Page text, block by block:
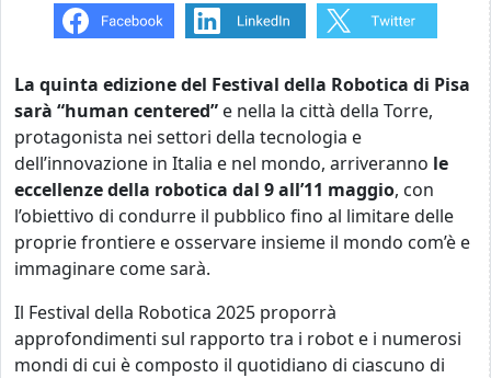
La quinta edizione del Festival della Robotica di Pisa
sarà “human centered” e nella la città della Torre,
protagonista nei settori della tecnologia e
dell’innovazione in Italia e nel mondo, arriveranno le
eccellenze della robotica dal 9 all’11 maggio, con
l’obiettivo di condurre il pubblico fino al limitare delle
proprie frontiere e osservare insieme il mondo com’è e
immaginare come sarà.
Il Festival della Robotica 2025 proporrà
approfondimenti sul rapporto tra i robot e i numerosi
mondi di cui è composto il quotidiano di ciascuno di